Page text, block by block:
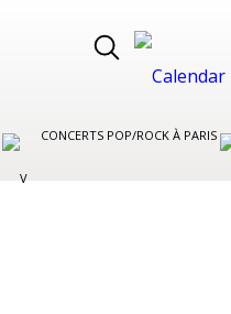
CONCERTS POP/ROCK À PARIS